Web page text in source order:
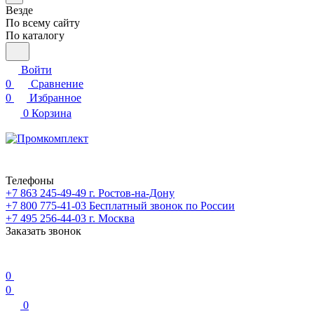
Везде
По всему сайту
По каталогу
Войти
0
Сравнение
0
Избранное
0 Корзина
Телефоны
+7 863 245-49-49 г. Ростов-на-Дону
+7 800 775-41-03 Бесплатный звонок по России
+7 495 256-44-03 г. Москва
Заказать звонок
0
0
0